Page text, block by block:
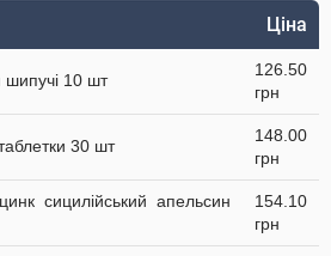
Ціна
шипучі 10 шт
126.50
грн
30 шт
148.00
грн
сицилійський апельсин
154.10
грн